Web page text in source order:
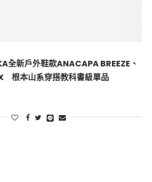
新戶外鞋款ANACAPA BREEZE、
根本山系穿搭教科書級單品